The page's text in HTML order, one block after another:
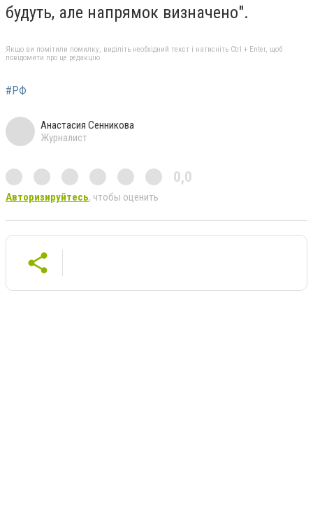
будуть, але напрямок визначено".
Якщо ви помітили помилку, виділіть необхідний текст і натисніть Ctrl + Enter, щоб
повідомити про це редакцію
#РФ
Анастасия Сенникова
Журналист
0,0
Авторизируйтесь, чтобы оценить